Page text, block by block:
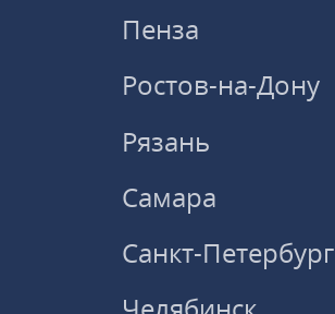
Пенза
Ростов-на-Дону
Рязань
Самара
Санкт-Петербург